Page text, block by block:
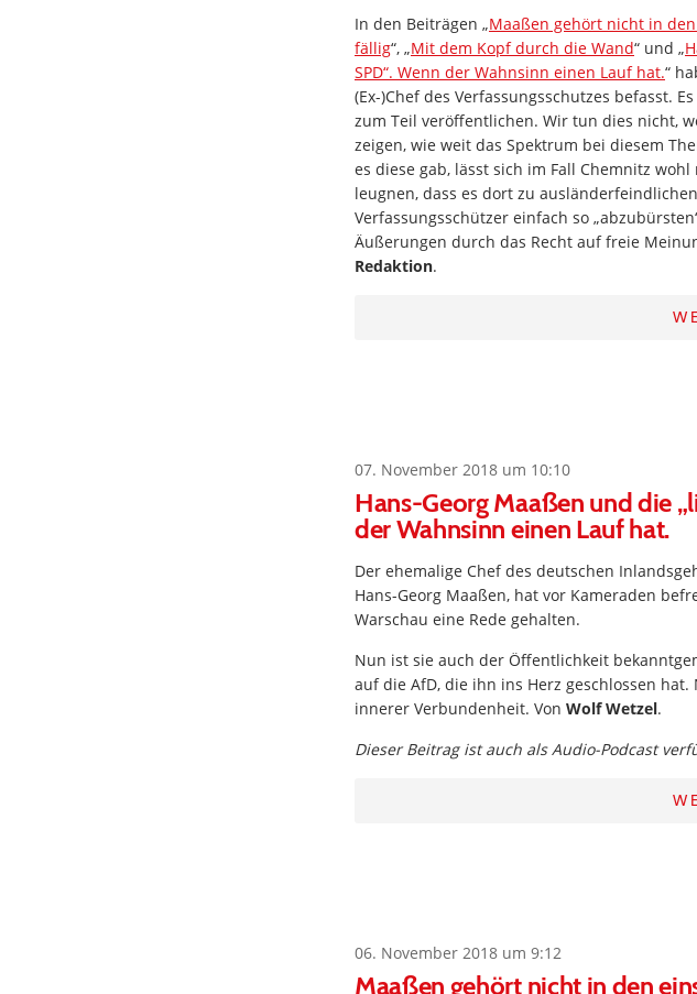
In den Beiträgen „Maaßen gehört nicht in
fällig“, „Mit dem Kopf durch die Wand“ und „
SPD“. Wenn der Wahnsinn einen Lauf hat.“
(Ex-)Chef des Verfassungsschutzes befasst.
zum Teil veröffentlichen. Wir tun dies nicht,
zeigen, wie weit das Spektrum bei diesem
es diese gab, lässt sich im Fall Chemnitz
leugnen, dass es dort zu
Verfassungsschützer einfach so
Äußerungen durch das Recht auf freie
Redaktion.
07. November 2018 um 10:10
Hans-Georg Maaßen und die
der Wahnsinn einen Lauf hat.
Der ehemalige Chef des deutschen
Hans-Georg Maaßen, hat vor Kameraden
Warschau eine Rede gehalten.
Nun ist sie auch der Öffentlichkeit
auf die AfD, die ihn ins Herz geschlossen
innerer Verbundenheit. Von Wolf Wetzel.
Dieser Beitrag ist auch als Audio-Podcast
06. November 2018 um 9:12
Maaßen gehört nicht in den